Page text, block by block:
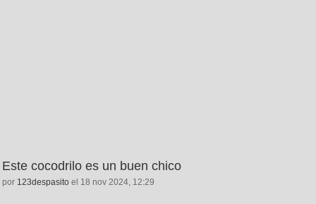
Este cocodrilo es un buen chico
por 123despasito el 18 nov 2024, 12:29